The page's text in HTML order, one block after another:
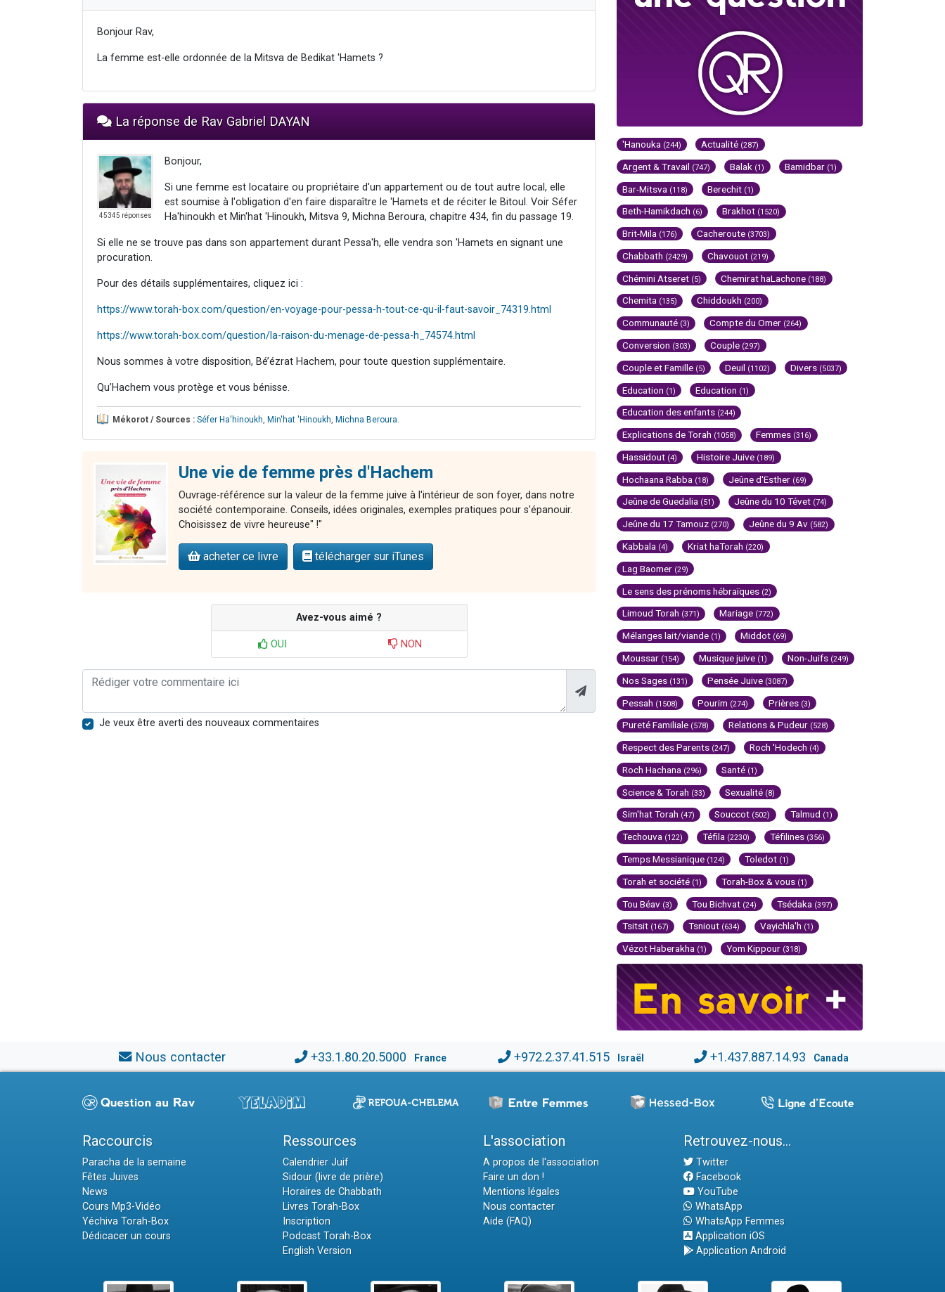
Bonjour Rav,
La femme est-elle ordonnée de la Mitsva de Bedikat 'Hamets ?
La réponse de Rav Gabriel DAYAN
45345 réponses
Bonjour,
Si une femme est locataire ou propriétaire d'un appartement ou de tout autre local, elle
est soumise à l'obligation d'en faire disparaître le 'Hamets et de réciter le Bitoul. Voir Séfer
Ha'hinoukh et Min'hat 'Hinoukh, Mitsva 9, Michna Beroura, chapitre 434, fin du passage 19.
Si elle ne se trouve pas dans son appartement durant Pessa'h, elle vendra son 'Hamets en signant une
procuration.
Pour des détails supplémentaires, cliquez ici :
https://www.torah-box.com/question/en-voyage-pour-pessa-h-tout-ce-qu-il-faut-savoir_74319.html
https://www.torah-box.com/question/la-raison-du-menage-de-pessa-h_74574.html
Nous sommes à votre disposition, Bé’ézrat Hachem, pour toute question supplémentaire.
Qu’Hachem vous protège et vous bénisse.
Mékorot / Sources : Séfer Ha'hinoukh Min'hat 'Hinoukh Michna Beroura
Une vie de femme près d'Hachem
Ouvrage-référence sur la valeur de la femme juive à l'intérieur de son foyer, dans notre
société contemporaine. Conseils, idées originales, exemples pratiques pour s'épanouir.
Choisissez de vivre heureuse" !"
acheter ce livre télécharger sur iTunes
Avez-vous aimé ?
OUI NON
Je veux être averti des nouveaux commentaires
'Hanouka (244) Actualité (287)
Argent & Travail (747) Balak (1) Bamidbar (1)
Bar-Mitsva (118) Berechit (1)
Beth-Hamikdach (6) Brakhot (1520)
Brit-Mila (176) Cacheroute (3703)
Chabbath (2429) Chavouot (219)
Chémini Atseret (5) Chemirat haLachone (188)
Chemita (135) Chiddoukh (200)
Communauté (3) Compte du Omer (264)
Conversion (303) Couple (297)
Couple et Famille (5) Deuil (1102) Divers (5037)
Education (1) Education (1)
Education des enfants (244)
Explications de Torah (1058) Femmes (316)
Hassidout (4) Histoire Juive (189)
Hochaana Rabba (18) Jeûne d'Esther (69)
Jeûne de Guedalia (51) Jeûne du 10 Tévet (74)
Jeûne du 17 Tamouz (270) Jeûne du 9 Av (582)
Kabbala (4) Kriat haTorah (220)
Lag Baomer (29)
Le sens des prénoms hébraïques (2)
Limoud Torah (371) Mariage (772)
Mélanges lait/viande (1) Middot (69)
Moussar (154) Musique juive (1) Non-Juifs (249)
Nos Sages (131) Pensée Juive (3087)
Pessah (1508) Pourim (274) Prières (3)
Pureté Familiale (578) Relations & Pudeur (528)
Respect des Parents (247) Roch 'Hodech (4)
Roch Hachana (296) Santé (1)
Science & Torah (33) Sexualité (8)
Sim'hat Torah (47) Souccot (502) Talmud (1)
Techouva (122) Téfila (2230) Téfilines (356)
Temps Messianique (124) Toledot (1)
Torah et société (1) Torah-Box & vous (1)
Tou Béav (3) Tou Bichvat (24) Tsédaka (397)
Tsitsit (167) Tsniout (634) Vayichla'h (1)
Vézot Haberakha (1) Yom Kippour (318)
Nous contacter +33.1.80.20.5000 France +972.2.37.41.515 Israël +1.437.887.14.93 Canada
Raccourcis
Paracha de la semaine
Fêtes Juives
News
Cours Mp3-Vidéo
Yéchiva Torah-Box
Dédicacer un cours
Ressources
Calendrier Juif
Sidour (livre de prière)
Horaires de Chabbath
Livres Torah-Box
Inscription
Podcast Torah-Box
English Version
L'association
A propos de l'association
Faire un don !
Mentions légales
Nous contacter
Aide (FAQ)
Retrouvez-nous...
Twitter
Facebook
YouTube
WhatsApp
WhatsApp Femmes
Application iOS
Application Android